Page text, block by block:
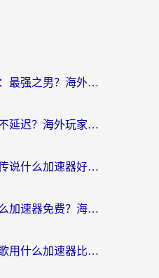
印度怎么玩一拳超人：最强之男？海外党国服游戏加速避坑指南
国外怎么玩明日方舟不延迟？海外玩家国服游戏加速终极指南（附DNF梦幻诛仙解决方案）
海外党别愁！打炉石传说什么加速器好用？3个实用技巧解决国服游戏卡顿
国外玩流放之路用什么加速器免费？海外党亲测有效的国服游戏加速指南
国外玩国服浮生为卿歌用什么加速器比较好？海外党亲测不踩坑指南